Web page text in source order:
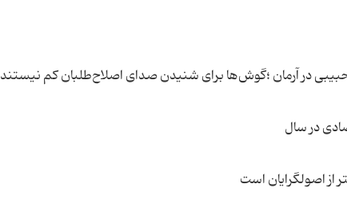
در آرمان ؛گوش‌ها برای شنیدن صدای اصلاح‌طلبان کم نیستند
اصولگرایان است